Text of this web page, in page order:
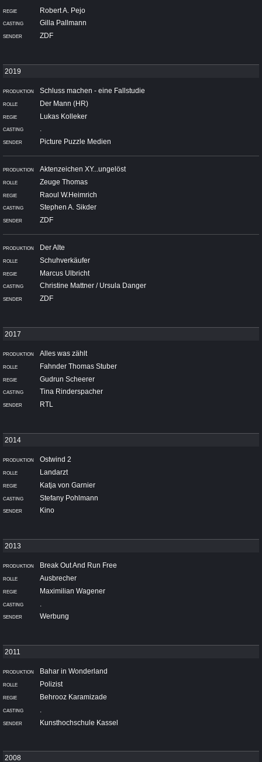
Robert A. Pejo
Gilla Pallmann
ZDF
Schluss machen - eine Fallstudie
Der Mann (HR)
Lukas Kolleker
.
Picture Puzzle Medien
Aktenzeichen XY...ungelöst
Zeuge Thomas
Raoul W.Heimrich
Stephen A. Sikder
ZDF
Der Alte
Schuhverkäufer
Marcus Ulbricht
Christine Mattner / Ursula Danger
ZDF
Alles was zählt
Fahnder Thomas Stuber
Gudrun Scheerer
Tina Rinderspacher
RTL
Ostwind 2
Landarzt
Katja von Garnier
Stefany Pohlmann
Kino
Break Out And Run Free
Ausbrecher
Maximilian Wagener
Werbung
Bahar in Wonderland
Polizist
Behrooz Karamizade
Kunsthochschule Kassel